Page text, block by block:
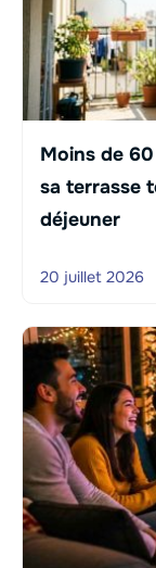
Moins de
sa terrasse
déjeuner
20 juillet 2026